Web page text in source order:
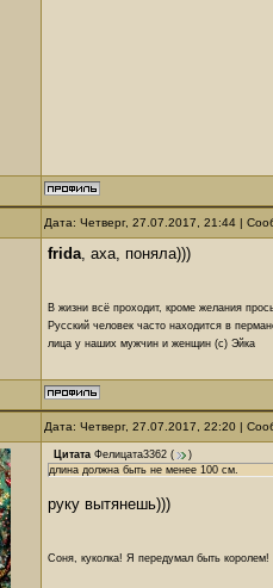
Дата: Четверг, 27.07.2017, 21:44 |
frida, аха, поняла)))
В жизни всё проходит, кроме желания
Русский человек часто находится в
лица у наших мужчин и женщин (с) Эйка
Дата: Четверг, 27.07.2017, 22:20 |
Цитата Фелицата3362 (
)
длина должна быть не менее 100 см.
руку вытянешь)))
Соня, куколка! Я передумал быть